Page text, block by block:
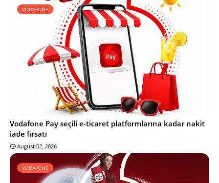
VODAFONE
Vodafone Pay seçili e-ticaret platformlarına kadar nakit
iade fırsatı
August 02, 2026
VODAFONE